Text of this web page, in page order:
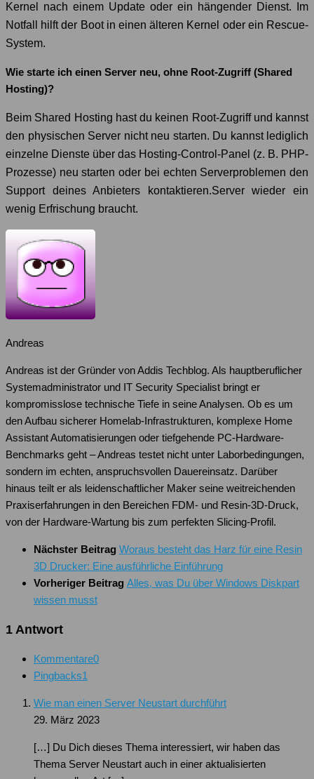
Kernel nach einem Update oder ein hängender Dienst. Im
Notfall hilft der Boot in einen älteren Kernel oder ein Rescue-
System.
Wie starte ich einen Server neu, ohne Root-Zugriff (Shared
Hosting)?
Beim Shared Hosting hast du keinen Root-Zugriff und kannst
den physischen Server nicht neu starten. Du kannst lediglich
einzelne Dienste über das Hosting-Control-Panel (z. B. PHP-
Prozesse) neu starten oder bei echten Serverproblemen den
Support deines Anbieters kontaktieren.Server wieder ein
wenig Erfrischung braucht.
Andreas
Andreas ist der Gründer von Addis Techblog. Als hauptberuflicher
Systemadministrator und IT Security Specialist bringt er
kompromisslose technische Tiefe in seine Analysen. Ob es um
den Aufbau sicherer Homelab-Infrastrukturen, komplexe Home
Assistant Automatisierungen oder tiefgehende PC-Hardware-
Benchmarks geht – Andreas testet nicht unter Laborbedingungen,
sondern im echten, anspruchsvollen Dauereinsatz. Darüber
hinaus teilt er als leidenschaftlicher Maker seine weitreichenden
Praxiserfahrungen in den Bereichen FDM- und Resin-3D-Druck,
von der Hardware-Wartung bis zum perfekten Slicing-Profil.
Nächster Beitrag Woraus besteht das Harz für eine Resin
3D Drucker: Eine ausführliche Einführung
Vorheriger Beitrag Alles, was Du über Windows Diskpart
wissen musst
1 Antwort
Kommentare0
Pingbacks1
Wie man einen Server Neustart durchführt
29. März 2023
[…] Du Dich dieses Thema interessiert, wir haben das
Thema Server Neustart auch in einer aktualisierten